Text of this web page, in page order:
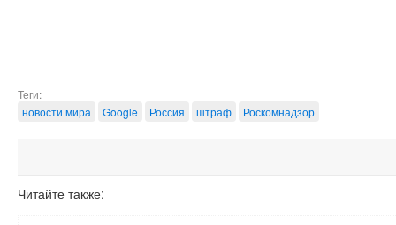
Теги:
новости мира
Google Россия штраф Роскомнадзор
Читайте также: